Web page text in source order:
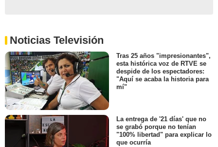
Noticias Televisión
Tras 25 años "impresionantes",
esta histórica voz de RTVE se
despide de los espectadores:
"Aquí se acaba la historia para
mí"
La entrega de '21 días' que no
se grabó porque no tenían
"100% libertad" para explicar lo
que ocurría